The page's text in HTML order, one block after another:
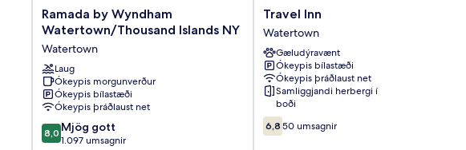
Ramada
by
Watertown/Thousand
Islands
NY
Watertown
Ramada by Wyndham
Watertown/Thousand Islands NY
Watertown
Laug
Ókeypis morgunverður
Ókeypis bílastæði
Ókeypis þráðlaust net
8.0
af
8,0 Mjög gott
1.097 umsagnir
Travel
Inn
Watertown
Travel Inn
Watertown
Gæludýravænt
Ókeypis bílastæði
Ókeypis þráðlaust net
Samliggjandi herbergi í
boði
6.8af
10,
6,8 50 umsagnir